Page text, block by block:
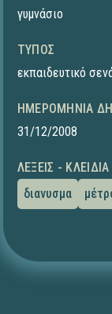
γυμνάσιο
ΤΎΠΟΣ
εκπαιδευτικό
ΗΜΕΡΟΜΗΝΊΑ
31/12/2008
ΛΈΞΕΙΣ - ΚΛΕΙΔΙΆ
διανυσμα